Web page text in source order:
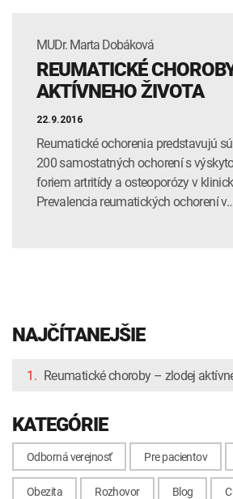
MUDr. Marta Dobáková
REUMATICKÉ
AKTÍVNEHO ŽIVOTA
22.9.2016
Reumatické ochorenia predstavujú
200 samostatných ochorení s
foriem artritídy a osteoporózy v
Prevalencia reumatických ochorení
NAJČÍTANEJŠIE
1. Reumatické choroby – zlodej
KATEGÓRIE
Odborná verejnosť Pre pacientov
Obezita Rozhovor Blog